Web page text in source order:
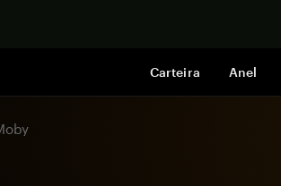
Carteira Anel